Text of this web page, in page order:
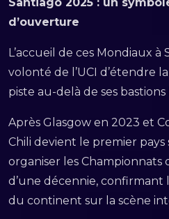
d’ouverture
L’accueil de ces Mondiaux
volonté de l’UCI d’étendre
piste au-delà de ses
Après Glasgow en 2023 et
Chili devient le premier pays
organiser les
d’une décennie, confirmant
du continent sur la scène